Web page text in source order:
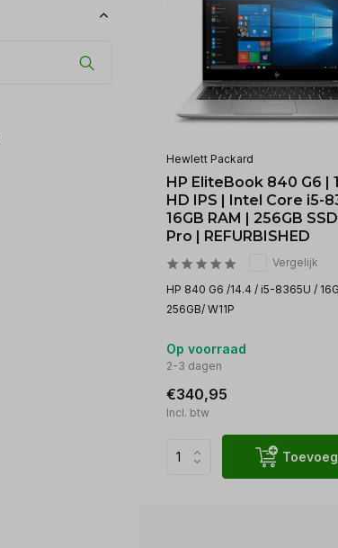
Hewlett Packard
HP EliteBook 840 G6 |
HD IPS | Intel Core i5-
16GB RAM | 256GB SSD
Pro | REFURBISHED
Vergelijk
HP 840 G6 /14.4 / i5-8365U /
256GB/ W11P
Op voorraad
2-3 dagen
€340,95
Incl. btw